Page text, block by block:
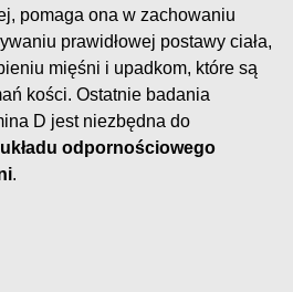
pomaga ona w zachowaniu
prawidłowej postawy ciała,
mięśni i upadkom, które są
kości. Ostatnie badania
D jest niezbędna do
układu odpornościowego
.